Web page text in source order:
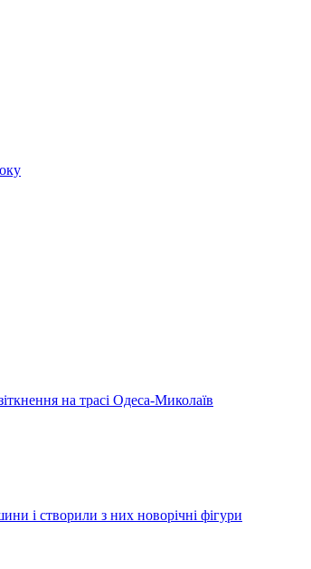
на трасі Одеса-Миколаїв
і створили з них новорічні фігури